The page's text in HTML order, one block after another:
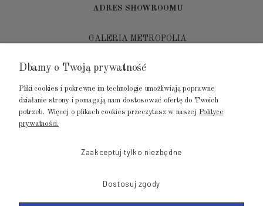
ADRES SHOWROOMU
GALERIA METROPOLIA
80-452 Gdańsk
tel.: 502 104 104
mail: biuro@luksusowysen.pl
Dbamy o Twoją prywatność
Pliki cookies i pokrewne im technologie umożliwiają poprawne
działanie strony i pomagają nam dostosować ofertę do Twoich
potrzeb. Więcej o plikach cookies przeczytasz w naszej Polityce
prywatności.
Zaakceptuj tylko niezbędne
Dostosuj zgody